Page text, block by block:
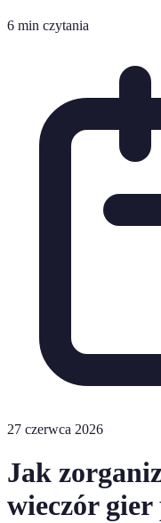
6 min czytania
27 czerwca 2026
Jak
wieczór gier